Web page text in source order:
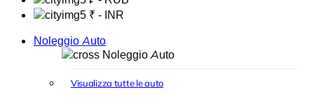
₹ - INR
Noleggio Auto
Noleggio Auto
Visualizza tutte le auto